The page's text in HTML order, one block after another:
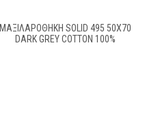
ΜΑΞΙΛΑΡΟΘΗΚΗ SOLID 495 50X70
DARK GREY COTTON 100%